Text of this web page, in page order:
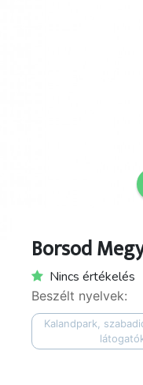
Borsod
Nincs értékelés
Beszélt nyelvek:
Kalandpark,